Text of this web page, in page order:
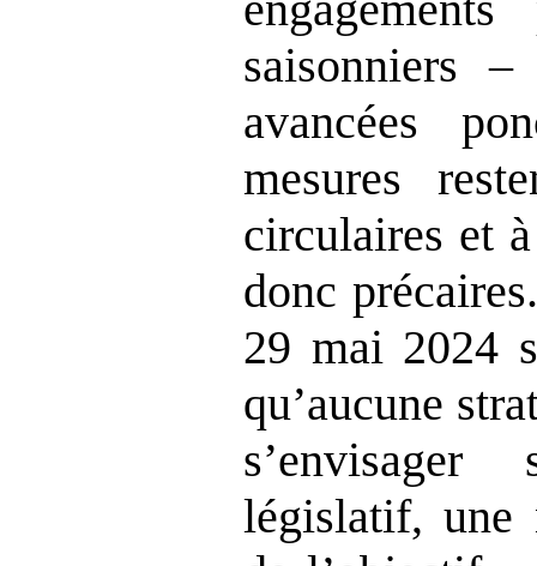
saisonniers
avancées
mesures
circulaires et
donc
29 mai 2024
qu’aucune
législatif, une